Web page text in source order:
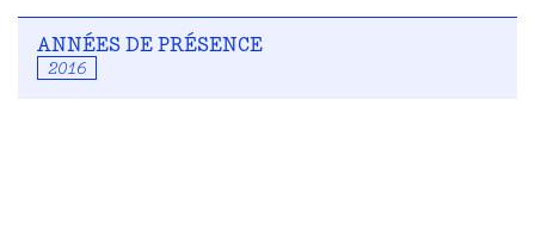
ANNÉES DE PRÉSENCE
2016